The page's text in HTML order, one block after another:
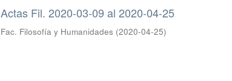
Actas Fil. 2020-03-09 al 2020-04-25
Fac. Filosofía y Humanidades (2020-04-25)